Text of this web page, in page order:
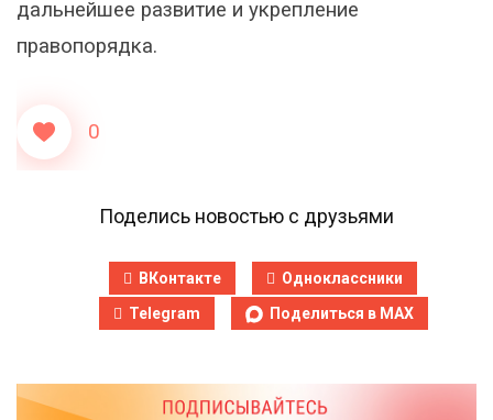
дальнейшее развитие и укрепление
правопорядка.
0
Поделись новостью с друзьями
ВКонтакте
Одноклассники
Telegram
Поделиться в MAX